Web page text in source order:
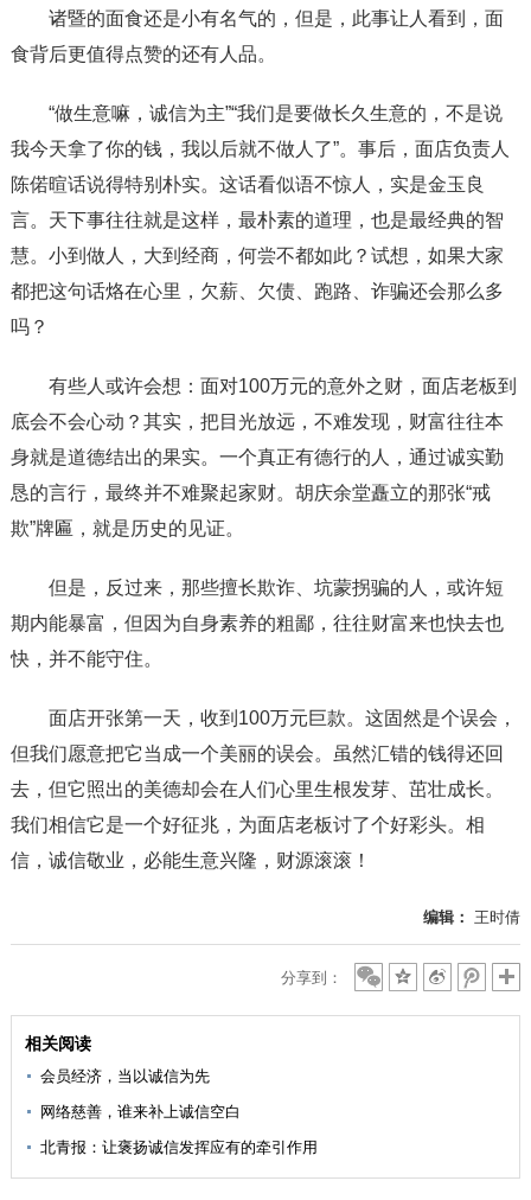
诸暨的面食还是小有名气的，但是，此事让人看到，面
食背后更值得点赞的还有人品。
“做生意嘛，诚信为主”“我们是要做长久生意的，不是说
我今天拿了你的钱，我以后就不做人了”。事后，面店负责人
陈偌暄话说得特别朴实。这话看似语不惊人，实是金玉良
言。天下事往往就是这样，最朴素的道理，也是最经典的智
慧。小到做人，大到经商，何尝不都如此？试想，如果大家
都把这句话烙在心里，欠薪、欠债、跑路、诈骗还会那么多
吗？
有些人或许会想：面对100万元的意外之财，面店老板到
底会不会心动？其实，把目光放远，不难发现，财富往往本
身就是道德结出的果实。一个真正有德行的人，通过诚实勤
恳的言行，最终并不难聚起家财。胡庆余堂矗立的那张“戒
欺”牌匾，就是历史的见证。
但是，反过来，那些擅长欺诈、坑蒙拐骗的人，或许短
期内能暴富，但因为自身素养的粗鄙，往往财富来也快去也
快，并不能守住。
面店开张第一天，收到100万元巨款。这固然是个误会，
但我们愿意把它当成一个美丽的误会。虽然汇错的钱得还回
去，但它照出的美德却会在人们心里生根发芽、茁壮成长。
我们相信它是一个好征兆，为面店老板讨了个好彩头。相
信，诚信敬业，必能生意兴隆，财源滚滚！
编辑： 王时倩
分享到：
相关阅读
会员经济，当以诚信为先
网络慈善，谁来补上诚信空白
北青报：让褒扬诚信发挥应有的牵引作用